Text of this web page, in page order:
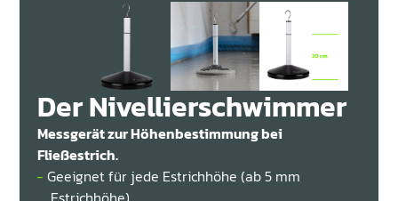
Der Nivellierschwimmer
Messgerät zur Höhenbestimmung bei
Fließestrich.
Geeignet für jede Estrichhöhe (ab 5 mm